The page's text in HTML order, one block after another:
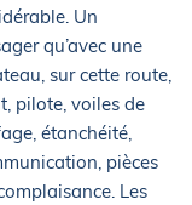
Un
qu’avec une
sur cette route,
pilote, voiles de
étanchéité,
pièces
Les